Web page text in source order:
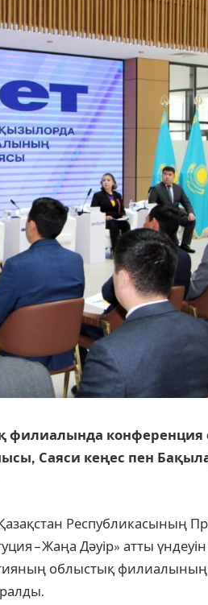
филиалында конференция
Саяси кеңес пен
Қазақстан Республикасының
– Жаңа Дәуір» атты
облыстық